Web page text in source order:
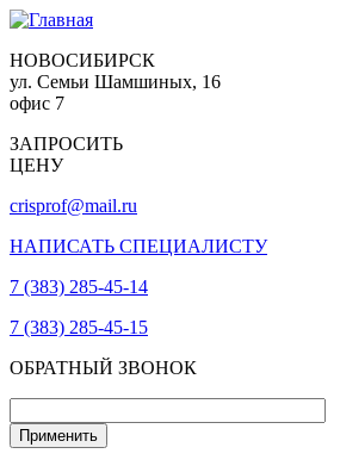
НОВОСИБИРСК
ул. Семьи Шамшиных, 16
офис 7
ЗАПРОСИТЬ
ЦЕНУ
crisprof@mail.ru
НАПИСАТЬ СПЕЦИАЛИСТУ
7 (383) 285-45-14
7 (383) 285-45-15
ОБРАТНЫЙ ЗВОНОК